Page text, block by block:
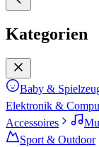
Kategorien
Baby &
Elektronik &
Accessoires
Sport & Outdoor